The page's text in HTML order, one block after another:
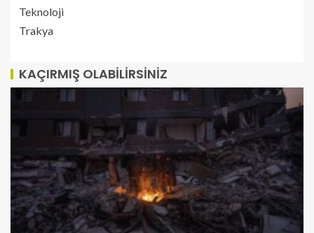
Teknoloji
Trakya
KAÇIRMIŞ OLABILIRSINIZ